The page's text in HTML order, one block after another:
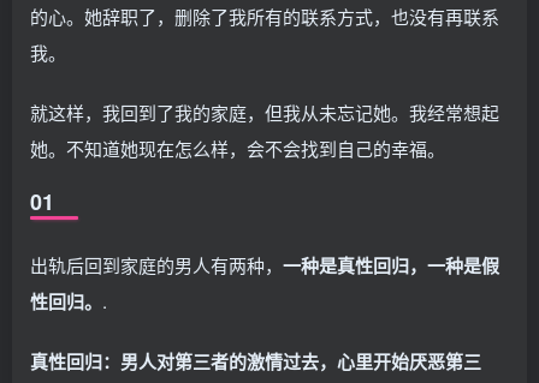
的心。她辞职了，删除了我所有的联系方式，也没有再联系
我。
就这样，我回到了我的家庭，但我从未忘记她。我经常想起
她。不知道她现在怎么样，会不会找到自己的幸福。
01
出轨后回到家庭的男人有两种， 一种是真性回归，一种是假
性回归。 .
真性回归：男人对第三者的激情过去，心里开始厌恶第三